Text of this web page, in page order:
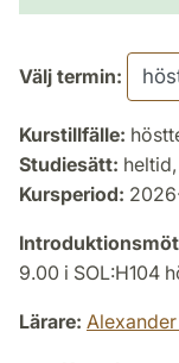
Välj termin:
Kurstillfälle:
Studiesätt:
Kursperiod:
9.00 i SOL:H104
Lärare: